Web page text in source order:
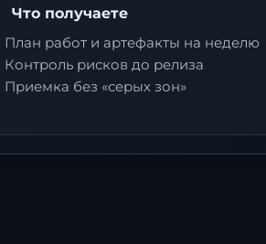
Что получаете
План работ и артефакты на неделю
Контроль рисков до релиза
Приемка без «серых зон»